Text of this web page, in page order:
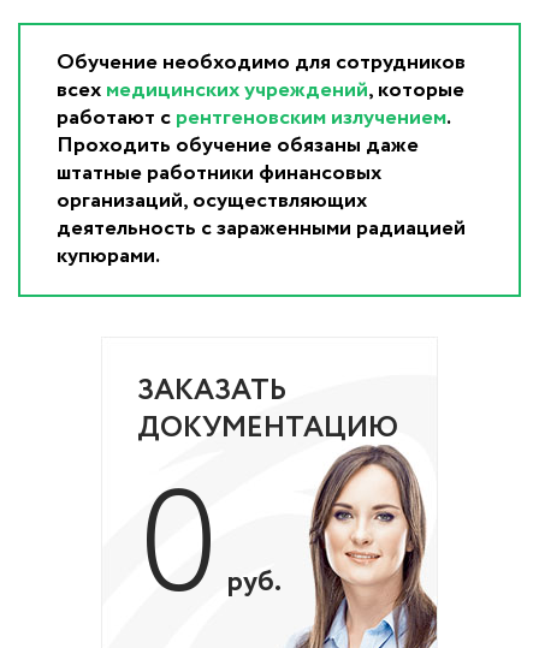
Обучение необходимо для сотрудников
всехмедицинских учреждений, которые
работают срентгеновским излучением.
Проходить обучение обязаны даже
штатные работники финансовых
организаций, осуществляющих
деятельность с зараженными радиацией
купюрами.
ЗАКАЗАТЬ
ДОКУМЕНТАЦИЮ
0 руб.